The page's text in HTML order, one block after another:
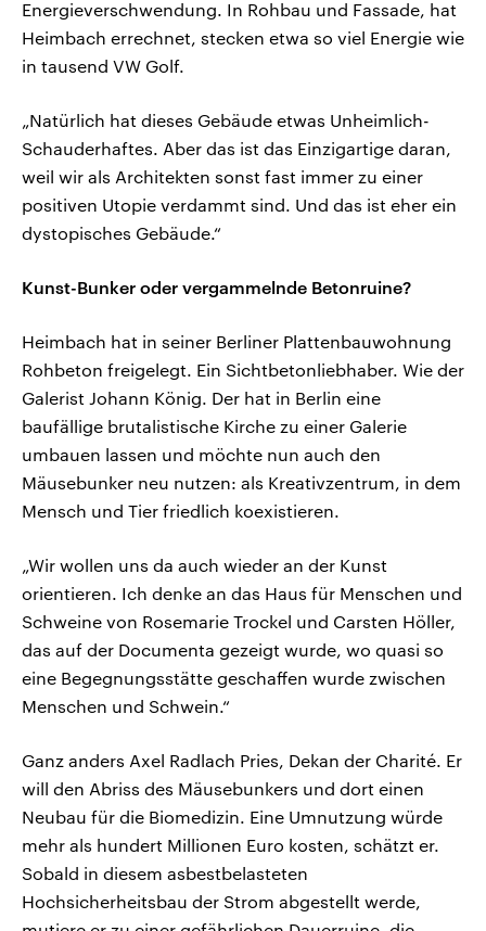
Energieverschwendung. In Rohbau und Fassade, hat
Heimbach errechnet, stecken etwa so viel Energie wie
in tausend VW Golf.
„Natürlich hat dieses Gebäude etwas Unheimlich-
Schauderhaftes. Aber das ist das Einzigartige daran,
weil wir als Architekten sonst fast immer zu einer
positiven Utopie verdammt sind. Und das ist eher ein
dystopisches Gebäude.“
Kunst-Bunker oder vergammelnde Betonruine?
Heimbach hat in seiner Berliner Plattenbauwohnung
Rohbeton freigelegt. Ein Sichtbetonliebhaber. Wie der
Galerist Johann König. Der hat in Berlin eine
baufällige brutalistische Kirche zu einer Galerie
umbauen lassen und möchte nun auch den
Mäusebunker neu nutzen: als Kreativzentrum, in dem
Mensch und Tier friedlich koexistieren.
„Wir wollen uns da auch wieder an der Kunst
orientieren. Ich denke an das Haus für Menschen und
Schweine von Rosemarie Trockel und Carsten Höller,
das auf der Documenta gezeigt wurde, wo quasi so
eine Begegnungsstätte geschaffen wurde zwischen
Menschen und Schwein.“
Ganz anders Axel Radlach Pries, Dekan der Charité. Er
will den Abriss des Mäusebunkers und dort einen
Neubau für die Biomedizin. Eine Umnutzung würde
mehr als hundert Millionen Euro kosten, schätzt er.
Sobald in diesem asbestbelasteten
Hochsicherheitsbau der Strom abgestellt werde,